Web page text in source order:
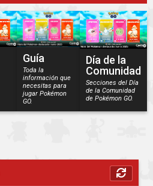
Guía
Toda la
información que
necesitas para
jugar Pokémon
GO.
Día de la
Comunidad
Secciones del Día
de la Comunidad
de Pokémon GO.